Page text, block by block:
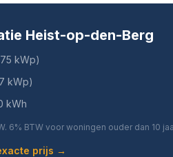
Heist-op-den-Berg
kWp)
kWp)
kWh
6% BTW voor woningen ouder dan 10
prijs →